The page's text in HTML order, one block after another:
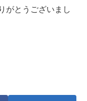
がとうございまし